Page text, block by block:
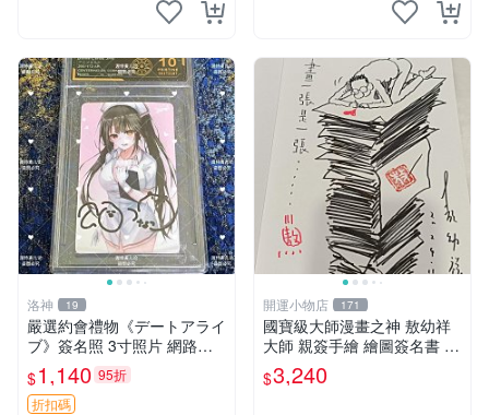
洛神 19
嚴選約會禮物《デートアライ
ブ》簽名照 3寸照片 網路原
圖 實物美 希望與你見面 デー
トアライブ 簽名照 收藏品
$1,140 95折
折扣碼
開運小物店 171
國寶級大師漫畫之神 敖幼祥
大師 親簽手繪 繪圖簽名書 機
會難得敖大師一輩子繪圖創作
多年有一句老師最金典名言
$3,240